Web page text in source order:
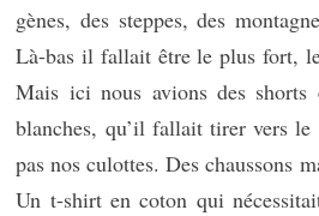
gènes, des steppes, des
Là-bas il fallait être le plus fort,
Mais ici nous avions des shorts
blanches, qu’il fallait tirer vers le
pas nos culottes. Des chaussons
Un t-shirt en coton qui